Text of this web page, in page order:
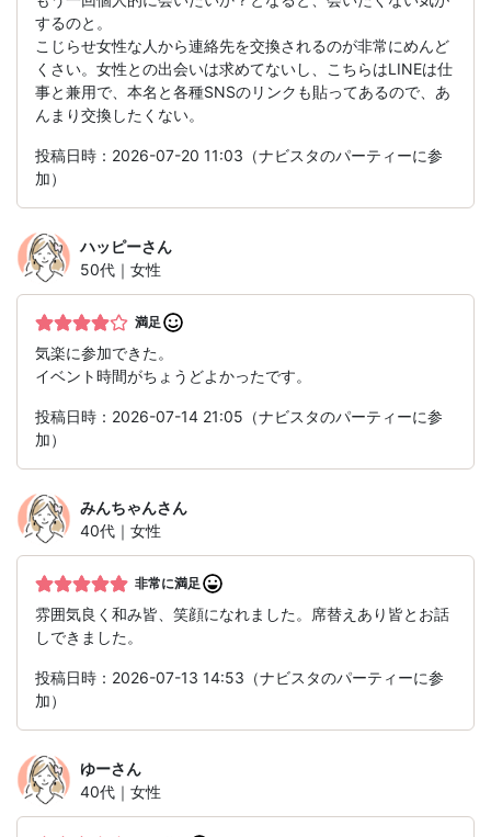
するのと。
こじらせ女性な人から連絡先を交換されるのが非常にめんど
くさい。女性との出会いは求めてないし、こちらはLINEは仕
事と兼用で、本名と各種SNSのリンクも貼ってあるので、あ
んまり交換したくない。
投稿日時：2026-07-20 11:03（ナビスタのパーティーに参
加）
ハッピーさん
50代｜女性
満足
気楽に参加できた。
イベント時間がちょうどよかったです。
投稿日時：2026-07-14 21:05（ナビスタのパーティーに参
加）
みんちゃんさん
40代｜女性
非常に満足
雰囲気良く和み皆、笑顔になれました。席替えあり皆とお話
しできました。
投稿日時：2026-07-13 14:53（ナビスタのパーティーに参
加）
ゆーさん
40代｜女性